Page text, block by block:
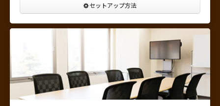
セットアップ方法